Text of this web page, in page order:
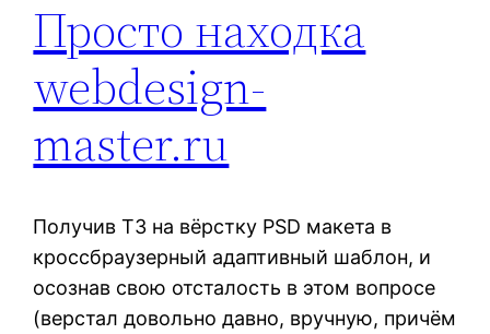
Просто находка
webdesign-
master.ru
Получив ТЗ на вёрстку PSD макета в
кроссбраузерный адаптивный шаблон, и
осознав свою отсталость в этом вопросе
(верстал довольно давно, вручную, причём